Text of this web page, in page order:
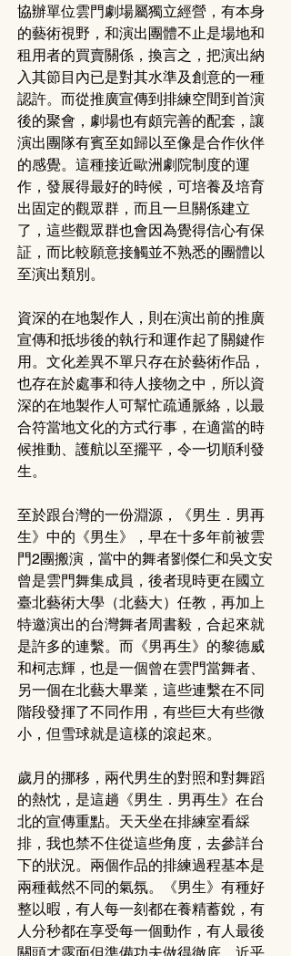
協辦單位雲門劇場屬獨立經營，有本身
的藝術視野，和演出團體不止是場地和
租用者的買賣關係，換言之，把演出納
入其節目內已是對其水準及創意的一種
認許。而從推廣宣傳到排練空間到首演
後的聚會，劇場也有頗完善的配套，讓
演出團隊有賓至如歸以至像是合作伙伴
的感覺。這種接近歐洲劇院制度的運
作，發展得最好的時候，可培養及培育
出固定的觀眾群，而且一旦關係建立
了，這些觀眾群也會因為覺得信心有保
証，而比較願意接觸並不熟悉的團體以
至演出類別。
資深的在地製作人，則在演出前的推廣
宣傳和抵埗後的執行和運作起了關鍵作
用。文化差異不單只存在於藝術作品，
也存在於處事和待人接物之中，所以資
深的在地製作人可幫忙疏通脈絡，以最
合符當地文化的方式行事，在適當的時
候推動、護航以至擺平，令一切順利發
生。
至於跟台灣的一份淵源，《男生．男再
生》中的《男生》，早在十多年前被雲
門2團搬演，當中的舞者劉傑仁和吳文安
曾是雲門舞集成員，後者現時更在國立
臺北藝術大學（北藝大）任教，再加上
特邀演出的台灣舞者周書毅，合起來就
是許多的連繫。而《男再生》的黎德威
和柯志輝，也是一個曾在雲門當舞者、
另一個在北藝大畢業，這些連繫在不同
階段發揮了不同作用，有些巨大有些微
小，但雪球就是這樣的滾起來。
歲月的挪移，兩代男生的對照和對舞蹈
的熱忱，是這趟《男生．男再生》在台
北的宣傳重點。天天坐在排練室看綵
排，我也禁不住從這些角度，去參詳台
下的狀況。兩個作品的排練過程基本是
兩種截然不同的氣氛。《男生》有種好
整以暇，有人每一刻都在養精蓄銳，有
人分秒都在享受每一個動作，有人最後